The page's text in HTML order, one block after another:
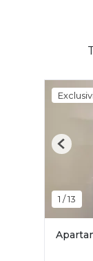
1 /13
Previous